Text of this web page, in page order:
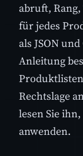
abruft,
für jedes
als JSON
Anleitung
Rechtslage
lesen Sie
anwenden.